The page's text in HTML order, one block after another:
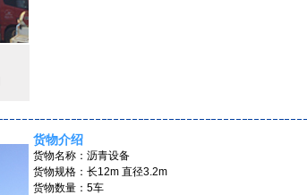
货物介绍
货物名称：沥青设备
货物规格：长12m 直径3.2m
货物数量：5车